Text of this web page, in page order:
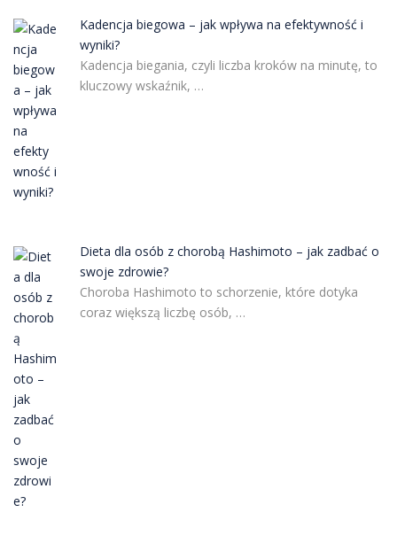
Kadencja biegowa – jak wpływa na efektywność i
wyniki?
Kadencja biegania, czyli liczba kroków na minutę, to
kluczowy wskaźnik, …
Dieta dla osób z chorobą Hashimoto – jak zadbać o
swoje zdrowie?
Choroba Hashimoto to schorzenie, które dotyka
coraz większą liczbę osób, …